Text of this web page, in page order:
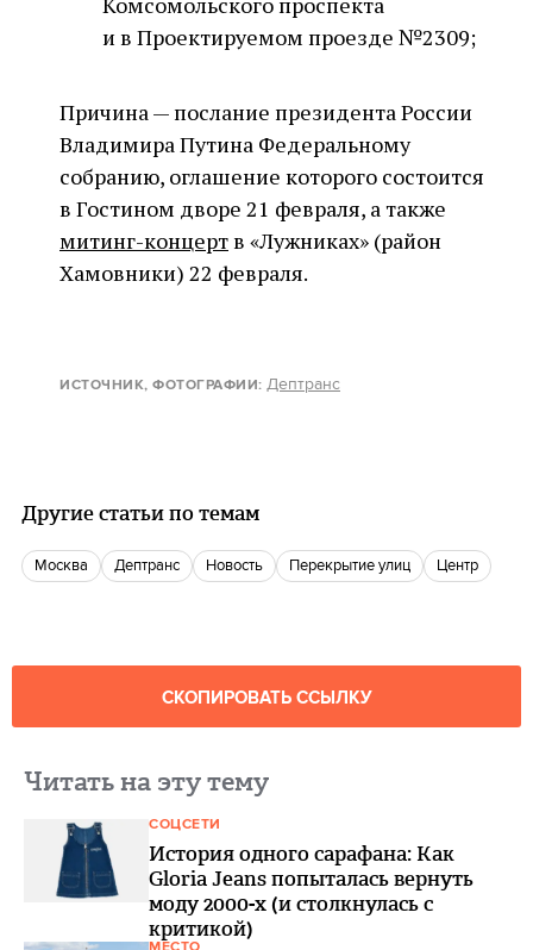
и в Проектируемом проезде №2309;
Причина — послание президента России
Владимира Путина Федеральному
собранию, оглашение которого состоится
в Гостином дворе 21 февраля, а также
митинг-концертв «Лужниках» (район
Хамовники) 22 февраля.
ИСТОЧНИК, ФОТОГРАФИИ: Дептранс
Другие статьи по темам
Москва Дептранс Новость перекрытие улиц Центр
СКОПИРОВАТЬ ССЫЛКУ
Читать на эту тему
СОЦСЕТИ
История одного сарафана: Как
Gloria Jeans попыталась вернуть
моду 2000-х (и столкнулась с
критикой)